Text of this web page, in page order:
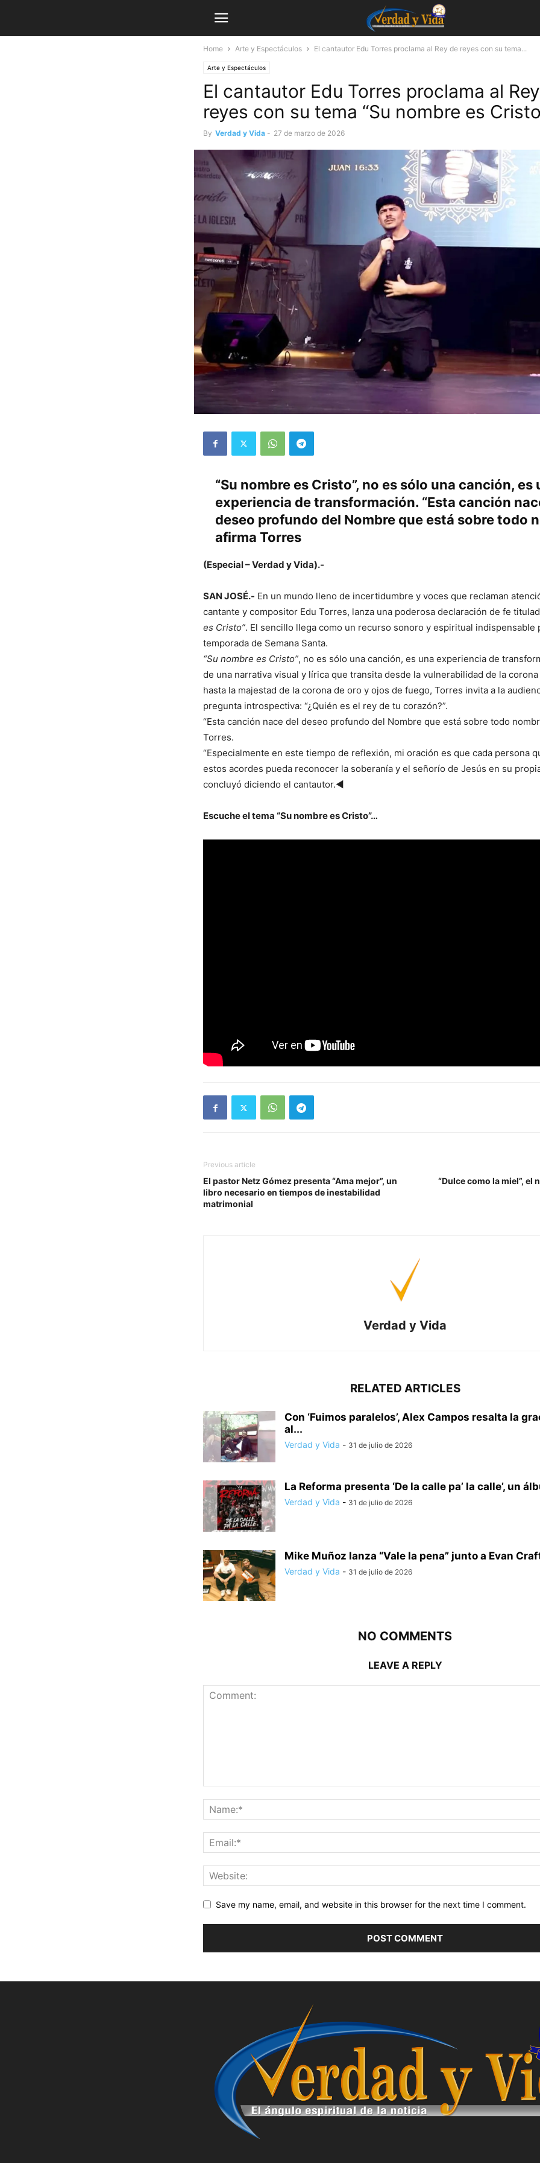
Home Arte y Espectáculos El cantautor Edu Torres proclama al Rey de reyes con su tema...
Arte y Espectáculos
El cantautor Edu Torres proclama al
reyes con su tema “Su nombre es
By Verdad y Vida - 27 de marzo de 2026
“Su nombre es Cristo”, no es sólo una canción, es
experiencia de transformación. “Esta canción
deseo profundo del Nombre que está sobre todo
afirma Torres
(Especial – Verdad y Vida).-
SAN JOSÉ.- En un mundo lleno de incertidumbre y voces que reclaman
cantante y compositor Edu Torres, lanza una poderosa declaración de fe
es Cristo”. El sencillo llega como un recurso sonoro y espiritual indispensable
temporada de Semana Santa.
“Su nombre es Cristo”, no es sólo una canción, es una experiencia de
de una narrativa visual y lírica que transita desde la vulnerabilidad de la
hasta la majestad de la corona de oro y ojos de fuego, Torres invita a la
pregunta introspectiva: “¿Quién es el rey de tu corazón?”.
“Esta canción nace del deseo profundo del Nombre que está sobre todo
Torres.
“Especialmente en este tiempo de reflexión, mi oración es que cada persona
estos acordes pueda reconocer la soberanía y el señorío de Jesús en su
concluyó diciendo el cantautor.◄
Escuche el tema “Su nombre es Cristo”…
Previous article
El pastor Netz Gómez presenta “Ama mejor”, un
libro necesario en tiempos de inestabilidad
matrimonial
“Dulce como la miel”, el
Verdad y Vida
RELATED ARTICLES
Con ‘Fuimos paralelos’, Alex Campos resalta la
al...
Verdad y Vida - 31 de julio de 2026
La Reforma presenta ‘De la calle pa’ la calle’, un
Verdad y Vida - 31 de julio de 2026
Mike Muñoz lanza “Vale la pena” junto a Evan
Verdad y Vida - 31 de julio de 2026
NO COMMENTS
LEAVE A REPLY
Save my name, email, and website in this browser for the next time I comment.